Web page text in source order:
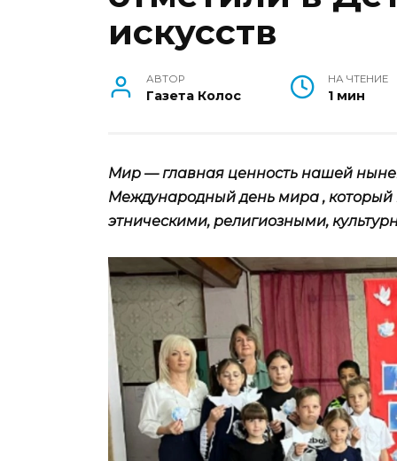
искусств
АВТОР
Газета Колос
НА ЧТЕНИЕ
1 мин
Мир — главная ценность нашей
Международный день мира ,
этническими, религиозными,